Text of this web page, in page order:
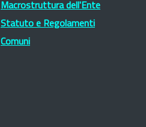
Macrostruttura dell'Ente
Statuto e Regolamenti
Comuni